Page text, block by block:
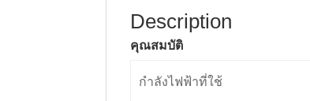
Description
คุณสมบัติ
กำลังไฟฟ้าที่ใช้